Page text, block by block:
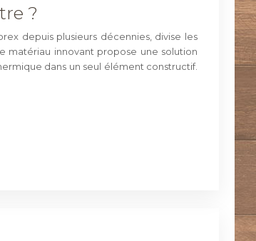
?
depuis plusieurs décennies, divise les
matériau innovant propose une solution
dans un seul élément constructif.